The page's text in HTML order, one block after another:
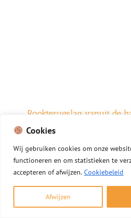
Cookies
Wij gebruiken cookies om onze
functioneren en om statistieken te
accepteren of afwijzen. Cookiebeleid
Afwijzen
Rookterugslag vanuit de
oplossingen
Rook vanuit de haard die
inkomt, duidt vaak op een
schoorsteen of ventilatie.
onderhoud voorkomen dit
de haard probleem.